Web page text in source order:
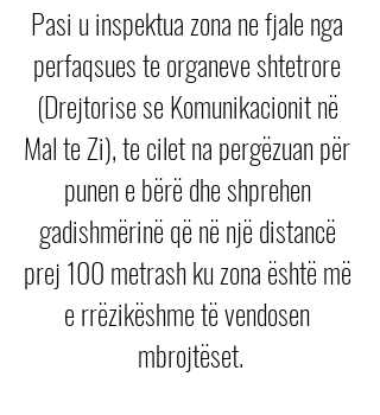
Pasi u inspektua zona ne fjale nga
perfaqsues te organeve shtetrore
(Drejtorise se Komunikacionit në
Mal te Zi), te cilet na pergëzuan për
punen e bërë dhe shprehen
gadishmërinë që në një distancë
prej 100 metrash ku zona është më
e rrëzikëshme të vendosen
mbrojtëset.